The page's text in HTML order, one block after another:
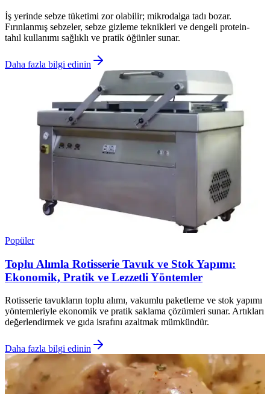
İş yerinde sebze tüketimi zor olabilir; mikrodalga tadı bozar.
Fırınlanmış sebzeler, sebze gizleme teknikleri ve dengeli protein-
tahıl kullanımı sağlıklı ve pratik öğünler sunar.
Daha fazla bilgi edinin
Popüler
Toplu Alımla Rotisserie Tavuk ve Stok Yapımı:
Ekonomik, Pratik ve Lezzetli Yöntemler
Rotisserie tavukların toplu alımı, vakumlu paketleme ve stok yapımı
yöntemleriyle ekonomik ve pratik saklama çözümleri sunar. Artıkları
değerlendirmek ve gıda israfını azaltmak mümkündür.
Daha fazla bilgi edinin